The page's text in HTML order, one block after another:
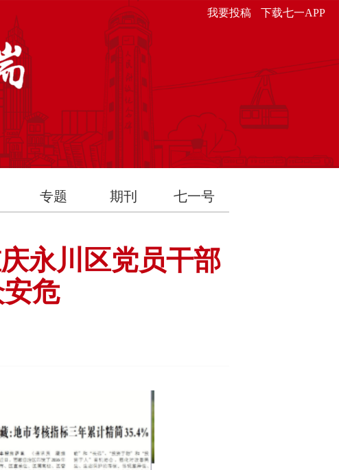
我要投稿 下载七一APP
专题 期刊 七一号
永川区党员干部
危